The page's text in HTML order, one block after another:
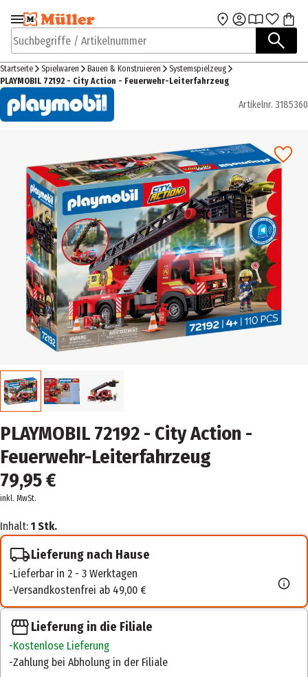
Zur Navigation
springen
Zum Hauptinhalt
Suchbegriffe / Artikelnummer
Startseite Spielwaren Bauen & Konstruieren
Systemspielzeug
PLAYMOBIL 72192 - City Action - Feuerwehr-Leiterfahrzeug
Artikelnr. 3185360
PLAYMOBIL 72192 - City Action -
Feuerwehr-Leiterfahrzeug
79,95 €
inkl. MwSt.
Inhalt: 1 Stk.
Lieferung nach Hause
Lieferbar in 2 - 3 Werktagen
Versandkostenfrei ab 49,00 €
Lieferung in die Filiale
Kostenlose Lieferung
Zahlung bei Abholung in der Filiale